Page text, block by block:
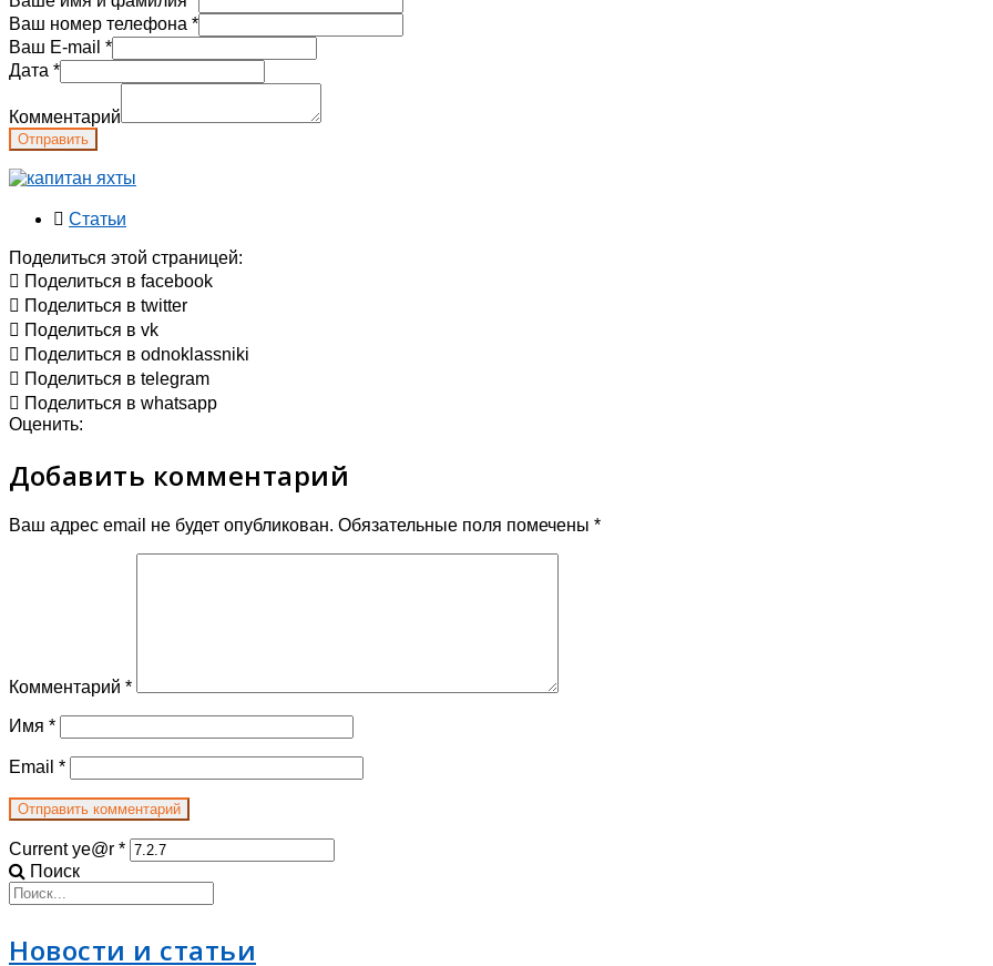
Ваш номер телефона *
Ваш E-mail *
Дата *
Комментарий
Отправить
Статьи
Поделиться этой страницей:
Поделиться в facebook
Поделиться в twitter
Поделиться в vk
Поделиться в odnoklassniki
Поделиться в telegram
Поделиться в whatsapp
Оценить:
Добавить комментарий
Ваш адрес email не будет опубликован. Обязательные поля помечены *
Комментарий *
Имя *
Email *
Current ye@r *
Поиск
Новости и статьи